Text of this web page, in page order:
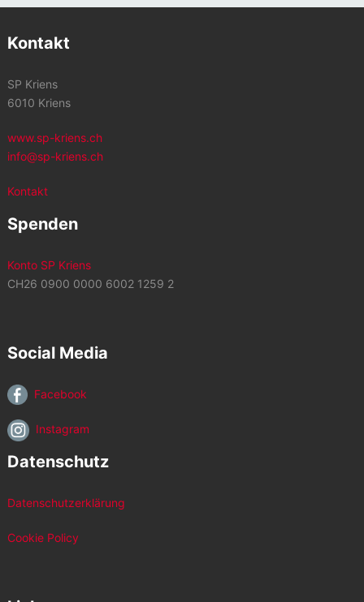
Kontakt
SP Kriens
6010 Kriens
www.sp-kriens.ch
info@sp-kriens.ch
Kontakt
Spenden
Konto SP Kriens
CH26 0900 0000 6002 1259 2
Social Media
Facebook
Instagram
Datenschutz
Datenschutzerklärung
Cookie Policy